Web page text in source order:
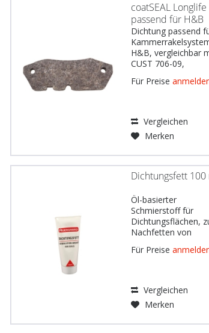
coatSEAL Longlife
passend für H&B
Dichtung passend
H&B, vergleichbar
CUST 706-09,
528 imprägniert,
Gebräuchlich u.a. für:
Koenig &
Bauer Modell RA205
Für Preise
Vergleichen
Merken
Dichtungsfett 100
Öl-basierter
Schmierstoff für
Dichtungsflächen,
Nachfetten von
Tubeninhalt: 100 ml
SM52, SM72, SM74,
CD74, XL75, SM102,
CD102, XL105,
Für Preise
Vergleichen
Merken